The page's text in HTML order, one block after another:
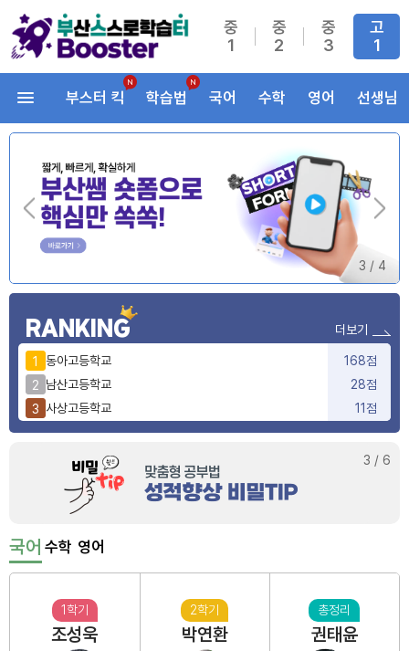
중
1
중
2
중
3
고
1
부스터 킥 학습법 국어 수학 영어 선생님
3 / 4
RANKING 더보기
1 동아고등학교
168점
2 남산고등학교
28점
3 사상고등학교
11점
4 양정고등학교
10점
부산동여자고등학교 3점
3 / 6
국어 수학 영어
1학기
조성욱
2학기
박연환
총정리
권태윤